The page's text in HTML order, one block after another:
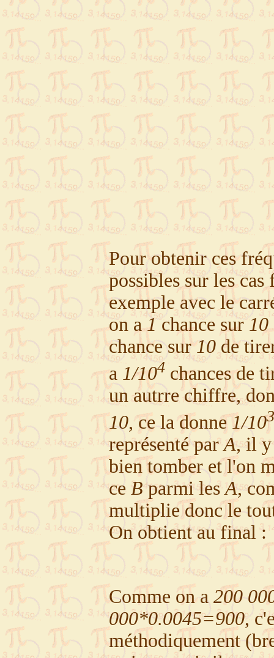
Pour obtenir ces
possibles sur les
exemple avec le
on a1chance sur10
chance sur 10de
a 1/104 chances de
un autrre chiffre,
10, ce la donne1/103
représenté parA, il y
bien tomber et l'on
ce Bparmi les A,
multiplie donc le
On obtient au final :
Comme on a 200
000*0.0045=900,
méthodiquement